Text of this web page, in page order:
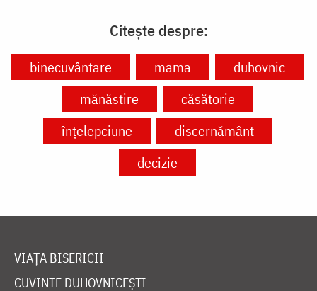
Citește despre:
binecuvântare mama
duhovnic
mănăstire
căsătorie
înțelepciune
discernământ
decizie
VIAȚA BISERICII
CUVINTE DUHOVNICEȘTI